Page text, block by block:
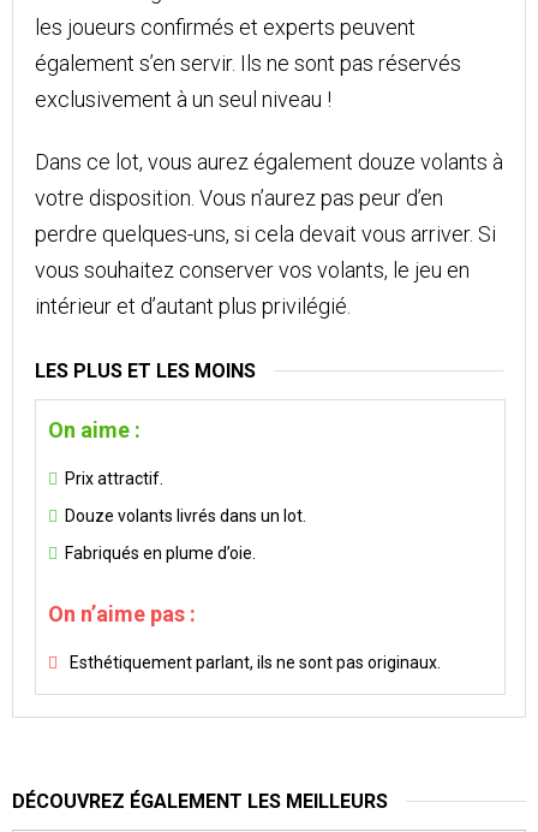
les joueurs confirmés et experts peuvent
également s’en servir. Ils ne sont pas réservés
exclusivement à un seul niveau !
Dans ce lot, vous aurez également douze volants à
votre disposition. Vous n’aurez pas peur d’en
perdre quelques-uns, si cela devait vous arriver. Si
vous souhaitez conserver vos volants, le jeu en
intérieur et d’autant plus privilégié.
LES PLUS ET LES MOINS
On aime :
Prix attractif.
Douze volants livrés dans un lot.
Fabriqués en plume d’oie.
On n’aime pas :
Esthétiquement parlant, ils ne sont pas originaux.
DÉCOUVREZ ÉGALEMENT LES MEILLEURS